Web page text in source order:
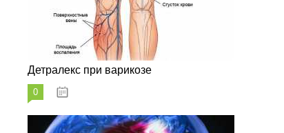
Детралекс при варикозе
0